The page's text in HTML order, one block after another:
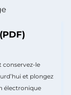
conservez-le
et plongez
électronique